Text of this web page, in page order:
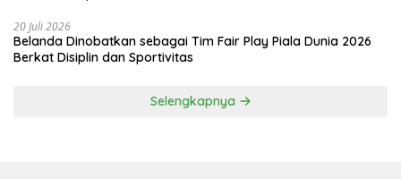
20 Juli 2026
Belanda Dinobatkan sebagai Tim Fair Play Piala Dunia 2026
Berkat Disiplin dan Sportivitas
Selengkapnya